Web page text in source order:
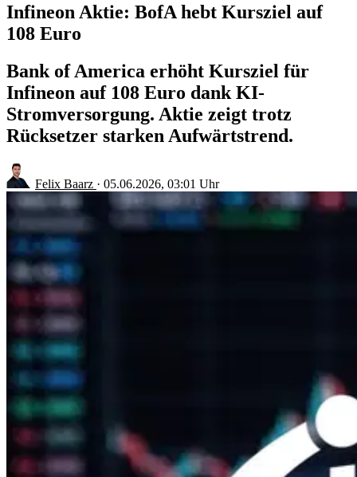
Infineon Aktie: BofA hebt Kursziel auf
108 Euro
Bank of America erhöht Kursziel für
Infineon auf 108 Euro dank KI-
Stromversorgung. Aktie zeigt trotz
Rücksetzer starken Aufwärtstrend.
Felix Baarz · 05.06.2026, 03:01 Uhr